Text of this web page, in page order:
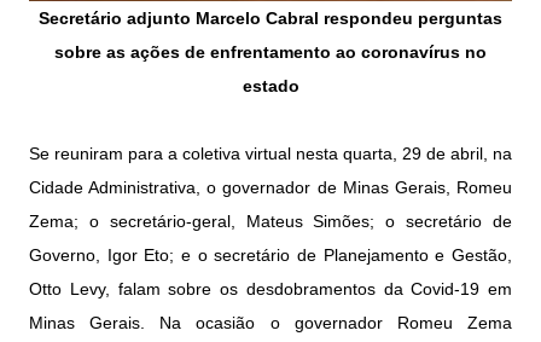
Secretário adjunto Marcelo Cabral respondeu perguntas
sobre as ações de enfrentamento ao coronavírus no
estado
Se reuniram para a coletiva virtual nesta quarta, 29 de abril, na
Cidade Administrativa, o governador de Minas Gerais, Romeu
Zema; o secretário-geral, Mateus Simões; o secretário de
Governo, Igor Eto; e o secretário de Planejamento e Gestão,
Otto Levy, falam sobre os desdobramentos da Covid-19 em
Minas Gerais. Na ocasião o governador Romeu Zema